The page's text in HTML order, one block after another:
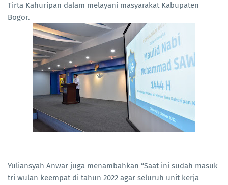
Tirta Kahuripan dalam melayani masyarakat Kabupaten
Bogor.
Yuliansyah Anwar juga menambahkan “Saat ini sudah masuk
tri wulan keempat di tahun 2022 agar seluruh unit kerja